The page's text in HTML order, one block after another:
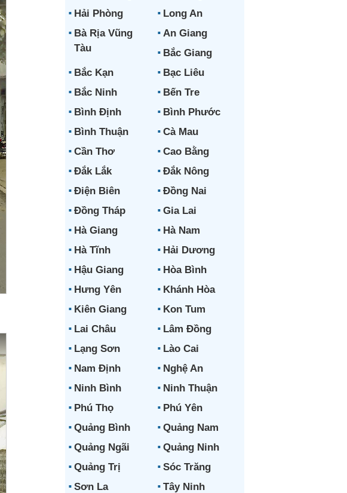
Hải Phòng
Long An
Bà Rịa Vũng
Tàu
An Giang
Bắc Giang
Bắc Kạn
Bạc Liêu
Bắc Ninh
Bến Tre
Bình Định
Bình Phước
Bình Thuận
Cà Mau
Cần Thơ
Cao Bằng
Đắk Lắk
Đắk Nông
Điện Biên
Đồng Nai
Đồng Tháp
Gia Lai
Hà Giang
Hà Nam
Hà Tĩnh
Hải Dương
Hậu Giang
Hòa Bình
Hưng Yên
Khánh Hòa
Kiên Giang
Kon Tum
Lai Châu
Lâm Đồng
Lạng Sơn
Lào Cai
Nam Định
Nghệ An
Ninh Bình
Ninh Thuận
Phú Thọ
Phú Yên
Quảng Bình
Quảng Nam
Quảng Ngãi
Quảng Ninh
Quảng Trị
Sóc Trăng
Sơn La
Tây Ninh